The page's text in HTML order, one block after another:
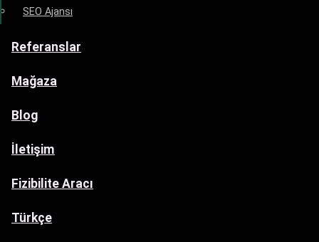
SEO Ajansı
Referanslar
Mağaza
Blog
İletişim
Fizibilite Aracı
Türkçe